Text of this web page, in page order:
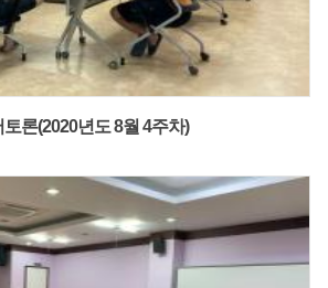
토론(2020년도 8월 4주차)